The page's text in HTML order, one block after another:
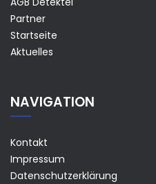
Partner
Startseite
Aktuelles
NAVIGATION
Kontakt
Impressum
Datenschutzerklärung